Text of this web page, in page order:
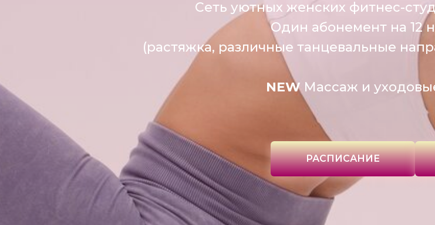
Сеть уютных женских фитнес-
Один абонемент на 12
(растяжка, различные танцевальные
NEWМассаж и
РАСПИСАНИЕ